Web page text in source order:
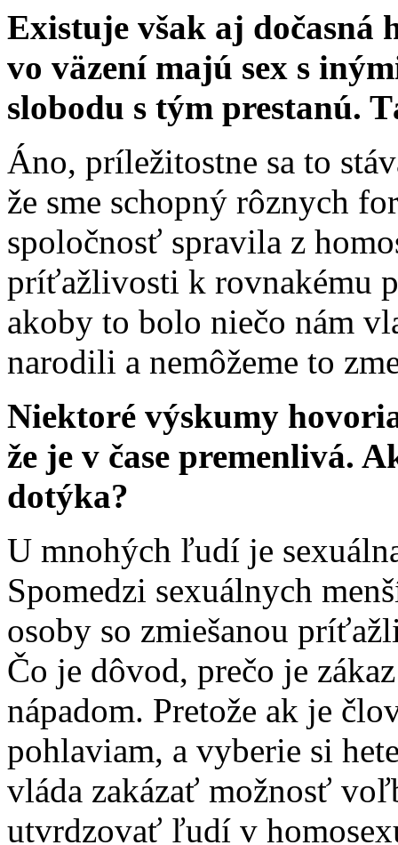
Existuje však aj dočasná
vo väzení majú sex s
slobodu s tým prestanú.
Áno, príležitostne sa to
že sme schopný rôznych
spoločnosť spravila z
príťažlivosti k rovnakému
akoby to bolo niečo nám
narodili a nemôžeme to
Niektoré výskumy
že je v čase premenlivá.
dotýka?
U mnohých ľudí je
Spomedzi sexuálnych
osoby so zmiešanou
Čo je dôvod, prečo je
nápadom. Pretože ak je
pohlaviam, a vyberie si
vláda zakázať možnosť
utvrdzovať ľudí v